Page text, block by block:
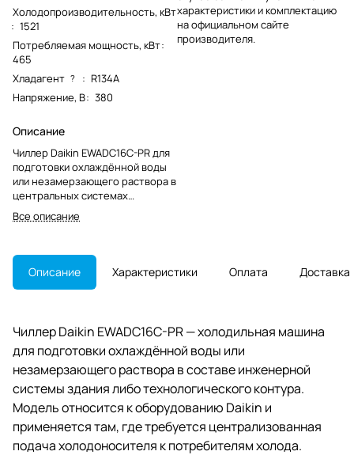
Холодопроизводительность, кВт
: 1521
Потребляемая мощность, кВт:
465
Хладагент ? : R134A
Напряжение, В: 380
Описание
Чиллер Daikin EWADC16C-PR для
подготовки охлаждённой воды
или незамерзающего раствора в
центральных системах
холодоснабжения
промышленных и коммерческих
Все описание
характеристики и комплектацию
на официальном сайте
производителя.
Описание Характеристики Оплата Доставка
Чиллер Daikin EWADC16C-PR — холодильная машина
для подготовки охлаждённой воды или
незамерзающего раствора в составе инженерной
системы здания либо технологического контура.
Модель относится к оборудованию Daikin и
применяется там, где требуется централизованная
подача холодоносителя к потребителям холода.